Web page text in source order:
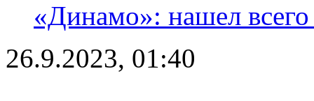
«Динамо»: нашел
26.9.2023, 01:40